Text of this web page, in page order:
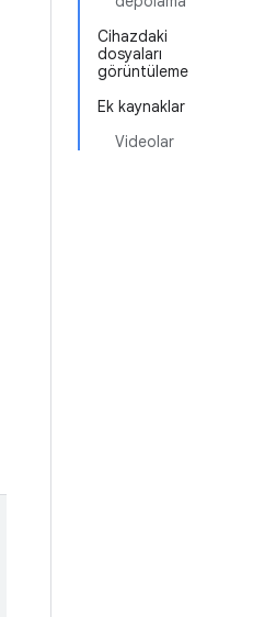
Cihazdaki
dosyaları
görüntüleme
Ek kaynaklar
Videolar